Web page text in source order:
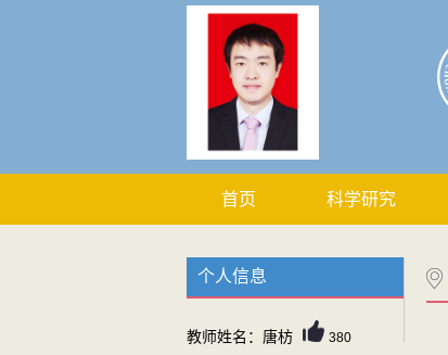
首页 科学研究
个人信息
教师姓名：唐枋 380